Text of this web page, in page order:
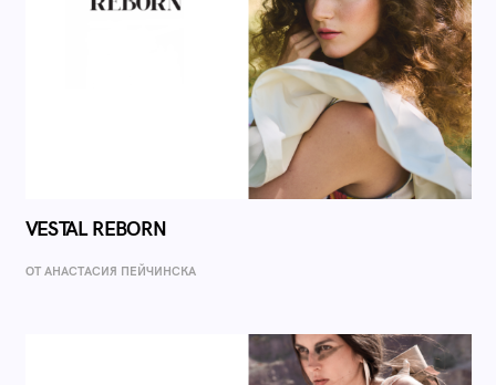
VESTAL REBORN
ОТ AНАСТАСИЯ ПЕЙЧИНСКА